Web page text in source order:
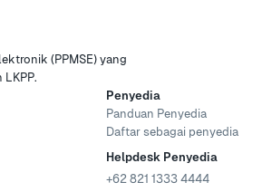
(PPMSE) yang
Penyedia
Panduan Penyedia
Daftar sebagai penyedia
Helpdesk Penyedia
+62 821 1333 4444